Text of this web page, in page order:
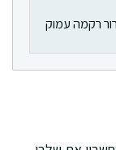
רקמה עמוק